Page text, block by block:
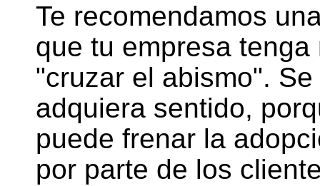
Te recomendamos
que tu empresa
"cruzar el abismo".
adquiera sentido,
puede frenar la
por parte de los